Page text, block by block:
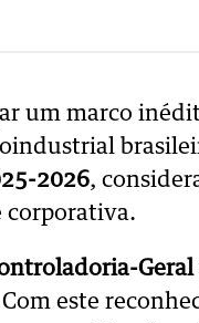
um marco
2026,
corporativa.
Geral
este